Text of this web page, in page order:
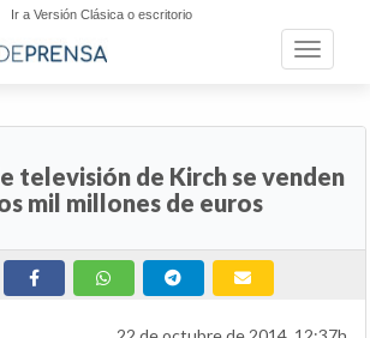
Ir a Versión Clásica o escritorio
Toggle
televisión de Kirch se venden
mil millones de euros